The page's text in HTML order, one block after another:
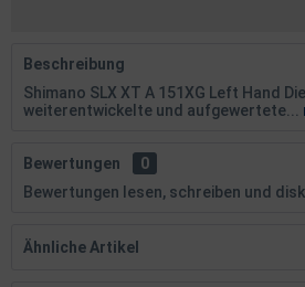
Beschreibung
Shimano SLX XT A 151XG Left Hand
weiterentwickelte und aufgewertete...
Bewertungen
0
Bewertungen lesen, schreiben und
Ähnliche Artikel